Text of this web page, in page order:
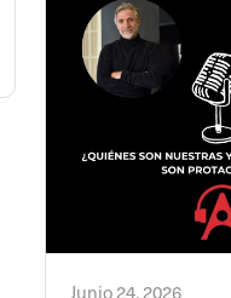
Junio 24, 2026